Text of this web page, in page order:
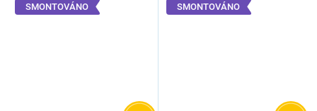
SMONTOVÁNO SMONTOVÁNO